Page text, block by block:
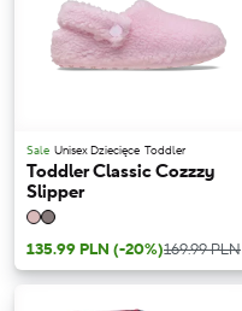
Sale Unisex Dziecięce Toddler
Toddler Classic Cozzzy
Slipper
135.99 PLN (-20%)169.99 PLN